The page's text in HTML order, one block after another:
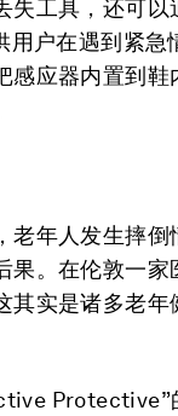
失工具，还可
用户在遇到紧
感应器内置到
老年人发生摔
。在伦敦一家
其实是诸多老
Protective”